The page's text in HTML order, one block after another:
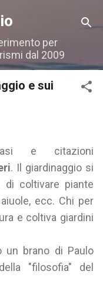
per
dal 2009
e sui
e citazioni
. Il giardinaggio si
coltivare piante
ecc. Chi per
e coltiva giardini
un brano di Paulo
"filosofia" del